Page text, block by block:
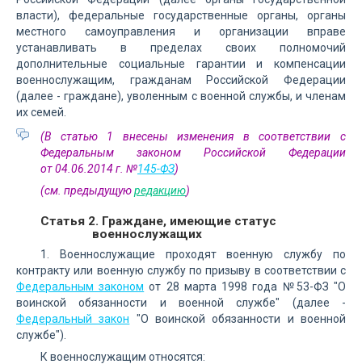
власти), федеральные государственные органы, органы
местного самоуправления и организации вправе
устанавливать в пределах своих полномочий
дополнительные социальные гарантии и компенсации
военнослужащим, гражданам Российской Федерации
(далее - граждане), уволенным с военной службы, и членам
их семей.
(В статью 1 внесены изменения в соответствии с
Федеральным законом Российской Федерации
от 04.06.2014 г. №145-ФЗ)
(см. предыдущуюредакцию)
Статья 2. Граждане, имеющие статус
военнослужащих
1. Военнослужащие проходят военную службу по
контракту или военную службу по призыву в соответствии с
Федеральным законом от 28 марта 1998 года №53-ФЗ "О
воинской обязанности и военной службе" (далее -
Федеральный закон "О воинской обязанности и военной
службе").
К военнослужащим относятся: